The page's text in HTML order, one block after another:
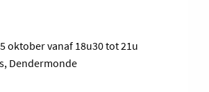
oktober vanaf 18u30 tot 21u
Dendermonde